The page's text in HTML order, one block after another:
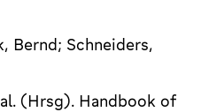
Bernd; Schneiders,
(Hrsg). Handbook of